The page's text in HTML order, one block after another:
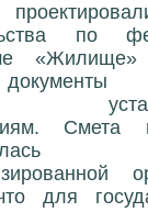
по
«Жилище»
Смета
для